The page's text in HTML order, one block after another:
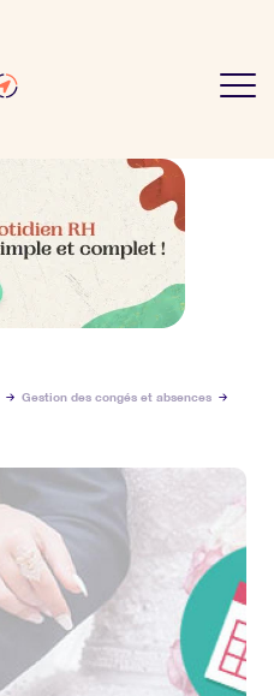
Gestion des congés et absences